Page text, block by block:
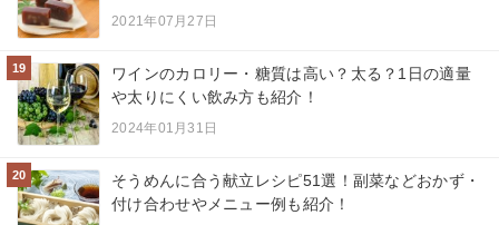
2021年07月27日
19
ワインのカロリー・糖質は高い？太る？1日の適量
や太りにくい飲み方も紹介！
2024年01月31日
20
そうめんに合う献立レシピ51選！副菜などおかず・
付け合わせやメニュー例も紹介！